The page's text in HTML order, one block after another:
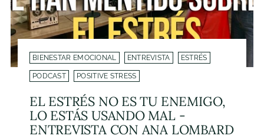
BIENESTAR EMOCIONAL ENTREVISTA ESTRÉS
PODCAST POSITIVE STRESS
EL ESTRÉS NO ES TU ENEMIGO,
LO ESTÁS USANDO MAL -
ENTREVISTA CON ANA LOMBARD